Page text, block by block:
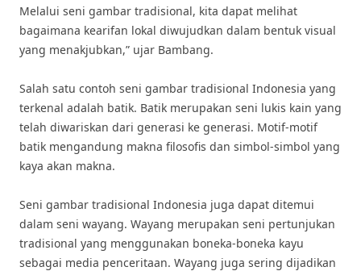
Melalui seni gambar tradisional, kita dapat melihat
bagaimana kearifan lokal diwujudkan dalam bentuk visual
yang menakjubkan,” ujar Bambang.
Salah satu contoh seni gambar tradisional Indonesia yang
terkenal adalah batik. Batik merupakan seni lukis kain yang
telah diwariskan dari generasi ke generasi. Motif-motif
batik mengandung makna filosofis dan simbol-simbol yang
kaya akan makna.
Seni gambar tradisional Indonesia juga dapat ditemui
dalam seni wayang. Wayang merupakan seni pertunjukan
tradisional yang menggunakan boneka-boneka kayu
sebagai media penceritaan. Wayang juga sering dijadikan